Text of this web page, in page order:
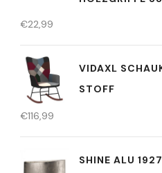
€22,99
VIDAXL
STOFF
€116,99
SHINE ALU